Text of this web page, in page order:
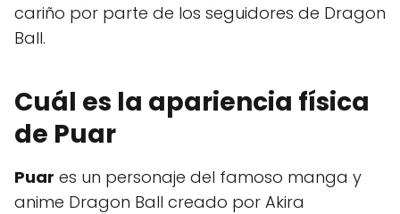
cariño por parte de los seguidores de Dragon
Ball.
Cuál es la apariencia física
de Puar
Puar es un personaje del famoso manga y
anime Dragon Ball creado por Akira